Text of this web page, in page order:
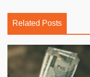
Related Posts